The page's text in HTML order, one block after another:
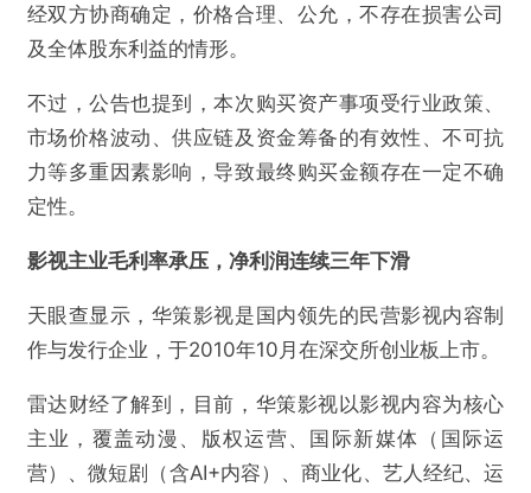
经双方协商确定，价格合理、公允，不存在损害公司
及全体股东利益的情形。
不过，公告也提到，本次购买资产事项受行业政策、
市场价格波动、供应链及资金筹备的有效性、不可抗
力等多重因素影响，导致最终购买金额存在一定不确
定性。
影视主业毛利率承压，净利润连续三年下滑
天眼查显示，华策影视是国内领先的民营影视内容制
作与发行企业，于2010年10月在深交所创业板上市。
雷达财经了解到，目前，华策影视以影视内容为核心
主业，覆盖动漫、版权运营、国际新媒体（国际运
营）、微短剧（含AI+内容）、商业化、艺人经纪、运